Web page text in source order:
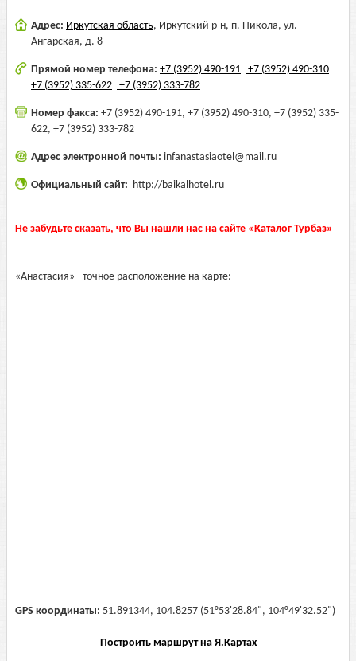
Адрес: Иркутская область, Иркутский р-н, п. Никола, ул.
Ангарская, д. 8
Прямой номер телефона: +7 (3952) 490-191 +7 (3952) 490-310
+7 (3952) 335-622 +7 (3952) 333-782
Номер факса: +7 (3952) 490-191, +7 (3952) 490-310, +7 (3952) 335-
622, +7 (3952) 333-782
Адрес электронной почты: infanastasiaotel@mail.ru
Официальный сайт: http://baikalhotel.ru
Не забудьте сказать, что Вы нашли нас на сайте «Каталог Турбаз»
«Анастасия» - точное расположение на карте:
GPS координаты: 51.891344, 104.8257 (51°53'28.84", 104°49'32.52")
Построить маршрут на Я.Картах